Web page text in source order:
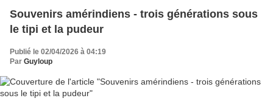
Souvenirs amérindiens - trois générations sous
le tipi et la pudeur
Publié le 02/04/2026 à 04:19
Par Guyloup